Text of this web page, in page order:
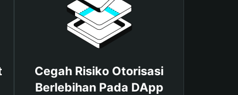
Cegah Risiko Otorisasi
Berlebihan Pada DApp